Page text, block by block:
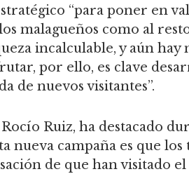
“para poner en
malagueños como al
incalculable, y aún hay
por ello, es clave
de nuevos visitantes”.
Ruiz, ha destacado
campaña es que los
de que han visitado